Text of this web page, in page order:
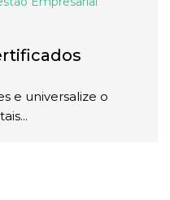
e universalize o